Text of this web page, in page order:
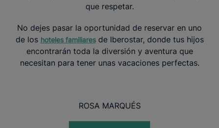
que respetar.
No dejes pasar la oportunidad de reservar en uno
de los hoteles familiaresde Iberostar, donde tus hijos
encontrarán toda la diversión y aventura que
necesitan para tener unas vacaciones perfectas.
ROSA MARQUÉS